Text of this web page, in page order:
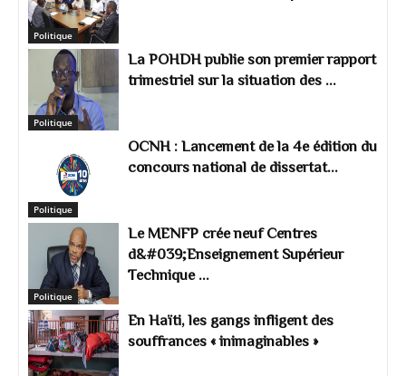
Politique
Politique
La POHDH publie son premier rapport
trimestriel sur la situation des ...
Politique
OCNH : Lancement de la 4e édition du
concours national de dissertat...
Politique
Le MENFP crée neuf Centres
d&#039;Enseignement Supérieur
Technique ...
En Haïti, les gangs infligent des
souffrances « inimaginables »